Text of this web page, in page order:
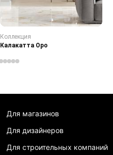
Коллекция
Калакатта Оро
Для магазинов
Для дизайнеров
Для строительных компаний